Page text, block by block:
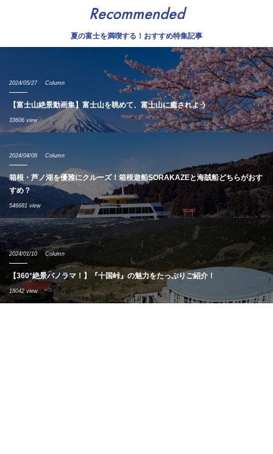
Recommended
夏の富士を満喫する！おすすめ特集記事
2024/05/27 Column
【富士山絶景動画集】富士山を眺めて、富士山に癒されよう
33606 view
2024/04/08 Column
箱根・芦ノ湖を優雅にクルーズ！箱根遊船SORAKAZEと海賊船どちらがおす
すめ？
546681 view
2024/01/10 Column
【360°絶景パノラマ！】『十国峠』の魅力をたっぷりご紹介！
18042 view